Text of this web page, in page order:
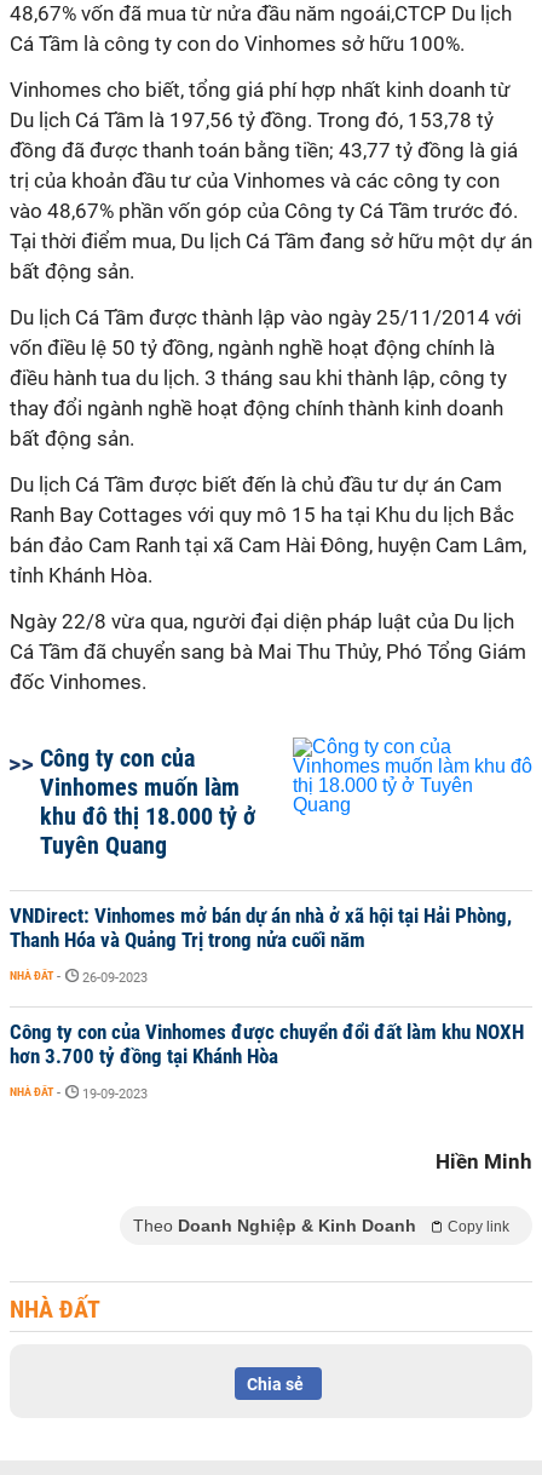
48,67% vốn đã mua từ nửa đầu năm ngoái,CTCP Du lịch
Cá Tầm là công ty con do Vinhomes sở hữu 100%.
Vinhomes cho biết, tổng giá phí hợp nhất kinh doanh từ
Du lịch Cá Tầm là 197,56 tỷ đồng. Trong đó, 153,78 tỷ
đồng đã được thanh toán bằng tiền; 43,77 tỷ đồng là giá
trị của khoản đầu tư của Vinhomes và các công ty con
vào 48,67% phần vốn góp của Công ty Cá Tầm trước đó.
Tại thời điểm mua, Du lịch Cá Tầm đang sở hữu một dự án
bất động sản.
Du lịch Cá Tầm được thành lập vào ngày 25/11/2014 với
vốn điều lệ 50 tỷ đồng, ngành nghề hoạt động chính là
điều hành tua du lịch. 3 tháng sau khi thành lập, công ty
thay đổi ngành nghề hoạt động chính thành kinh doanh
bất động sản.
Du lịch Cá Tầm được biết đến là chủ đầu tư dự án Cam
Ranh Bay Cottages với quy mô 15 ha tại Khu du lịch Bắc
bán đảo Cam Ranh tại xã Cam Hài Đông, huyện Cam Lâm,
tỉnh Khánh Hòa.
Ngày 22/8 vừa qua, người đại diện pháp luật của Du lịch
Cá Tầm đã chuyển sang bà Mai Thu Thủy, Phó Tổng Giám
đốc Vinhomes.
Công ty con của
Vinhomes muốn làm
khu đô thị 18.000 tỷ ở
Tuyên Quang
VNDirect: Vinhomes mở bán dự án nhà ở xã hội tại Hải Phòng,
Thanh Hóa và Quảng Trị trong nửa cuối năm
NHÀ ĐẤT - 26-09-2023
Công ty con của Vinhomes được chuyển đổi đất làm khu NOXH
hơn 3.700 tỷ đồng tại Khánh Hòa
NHÀ ĐẤT - 19-09-2023
Hiền Minh
Theo Doanh Nghiệp & Kinh Doanh Copy link
NHÀ ĐẤT
Chia sẻ